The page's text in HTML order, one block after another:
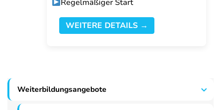
Regelmäßiger Start
WEITERE DETAILS →
Weiterbildungsangebote